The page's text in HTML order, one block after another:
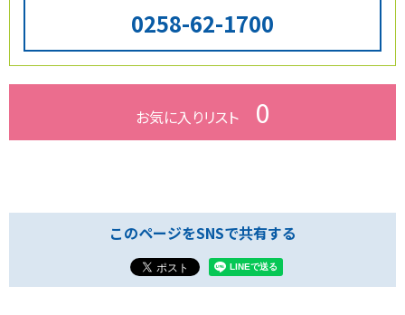
0258-62-1700
お気に入りリスト 0
このページをSNSで共有する